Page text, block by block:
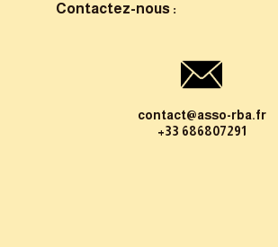
Contactez-nous :
contact@asso-rba.fr
+33 686807291